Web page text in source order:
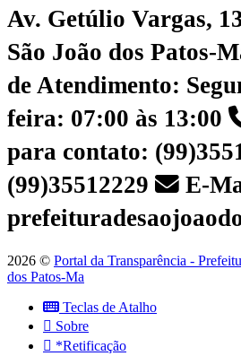
Av. Getúlio Vargas,
São João dos Patos-
de Atendimento:
feira: 07:00 às 13:00
para contato:
(99)35512229
E-
2026 © Portal da Transparência -
dos Patos-Ma
Teclas de Atalho
Sobre
*Retificação